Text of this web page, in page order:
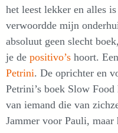
het leest lekker en alles
verwoordde mijn
absoluut geen slecht
je de positivo’s hoort.
Petrini. De oprichter en
Petrini’s boek Slow
van iemand die van
Jammer voor Pauli,